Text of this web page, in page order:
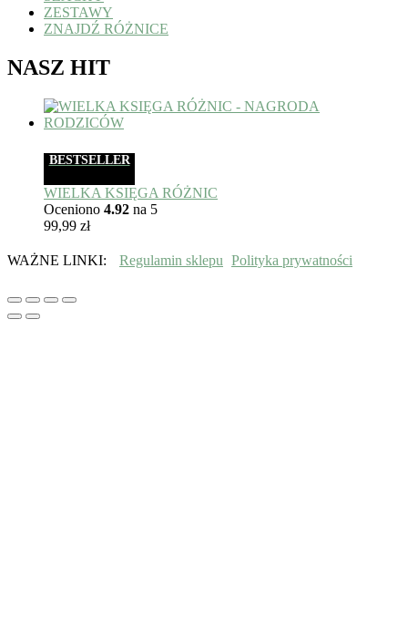
ZESTAWY
ZNAJDŹ RÓŻNICE
NASZ HIT
BESTSELLER
WIELKA KSIĘGA RÓŻNIC
Oceniono 4.92 na 5
99,99 zł
WAŻNE LINKI: Regulamin sklepu Polityka prywatności